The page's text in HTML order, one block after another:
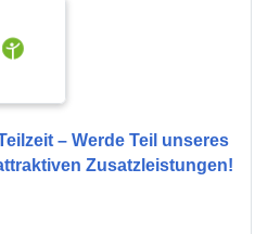
– Werde Teil unseres
Zusatzleistungen!